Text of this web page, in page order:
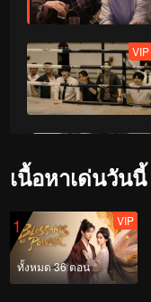
VIP
VIP
เนื้อหาเด่นวันนี้
1
ทั้งหมด 36 ตอน
VIP